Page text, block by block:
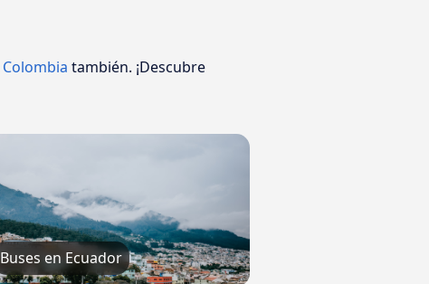
Colombia también. ¡Descubre
Buses en Ecuador